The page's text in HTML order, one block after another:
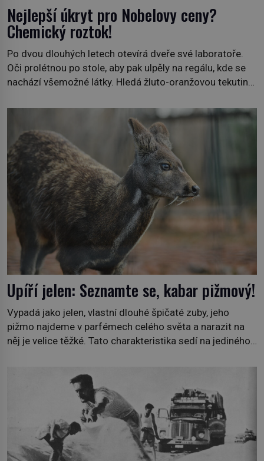
Nejlepší úkryt pro Nobelovy ceny?
Chemický roztok!
Po dvou dlouhých letech otevírá dveře své laboratoře.
Oči prolétnou po stole, aby pak ulpěly na regálu, kde se
nachází všemožné látky. Hledá žluto-oranžovou tekutinu,
plán dokončit. Pod termínem aqua regia se skrývá
směs s názvem lučavka královská. Svůj přídomek nemá
pro nic za nic, […]
Upíří jelen: Seznamte se, kabar pižmový!
Vypadá jako jelen, vlastní dlouhé špičaté zuby, jeho
pižmo najdeme v parfémech celého světa a narazit na
něj je velice těžké. Tato charakteristika sedí na jediného
1778), jenže v Asii o něm ví už celá staletí. Zvíře
připomíná jelena, v kohoutku dosahuje […]